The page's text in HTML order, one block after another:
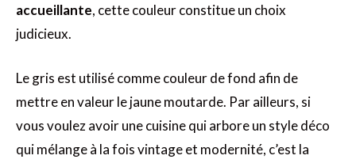
accueillante, cette couleur constitue un choix
judicieux.
Le gris est utilisé comme couleur de fond afin de
mettre en valeur le jaune moutarde. Par ailleurs, si
vous voulez avoir une cuisine qui arbore un style déco
qui mélange à la fois vintage et modernité, c’est la